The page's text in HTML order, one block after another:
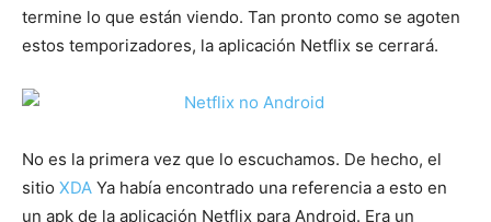
termine lo que están viendo. Tan pronto como se agoten
estos temporizadores, la aplicación Netflix se cerrará.
No es la primera vez que lo escuchamos. De hecho, el
sitio XDA Ya había encontrado una referencia a esto en
un apk de la aplicación Netflix para Android. Era un